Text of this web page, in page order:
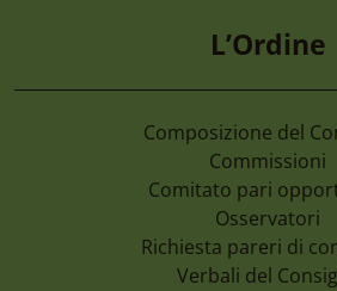
L’Ordine
Composizione del
Commissioni
Comitato pari
Osservatori
Richiesta pareri di
Verbali del